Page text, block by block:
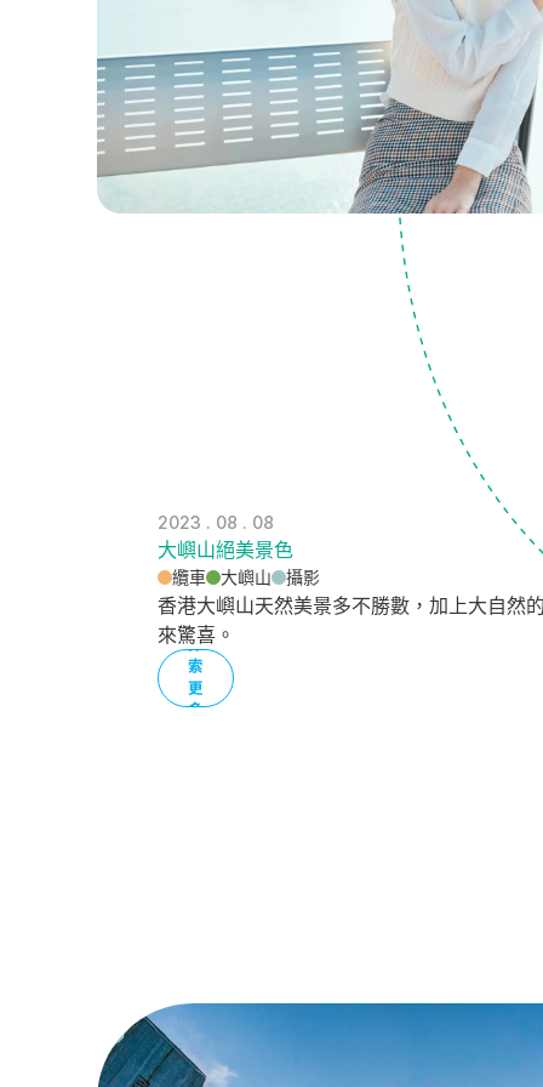
2023 . 08 . 08
大嶼山絕美景色
纜車 大嶼山 攝影
香港大嶼山天然美景多不勝數，加上大自然
來驚喜。
探
索
更
多